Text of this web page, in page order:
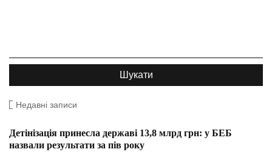
Недавні записи
Детінізація принесла державі 13,8 млрд грн: у БЕБ
назвали результати за пів року